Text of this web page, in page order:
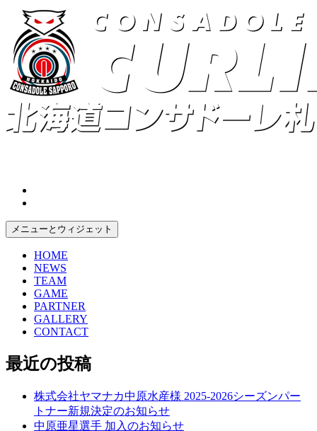
テ
ン
へ
キ
ッ
メニューとウィジェット
HOME
NEWS
TEAM
GAME
PARTNER
GALLERY
CONTACT
最近の投稿
株式会社ヤマナカ中原水産様 2025-2026シーズンパー
トナー新規決定のお知らせ
中原亜星選手 加入のお知らせ